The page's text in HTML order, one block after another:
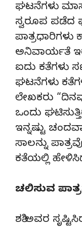
ಘಟನೆಗಳು
ಸ್ವರೂಪ ಪಡೆದ
ಪಾತ್ರಧಾರಿಗಳು
ಅನಿವಾರ್ಯತೆ
ಐದು ಕತೆಗಳು
ಘಟನೆಗಳು
ಲೇಖಕರು
ಒಂದು
ಇನ್ನಷ್ಟು
ಸಾಲನ್ನು
ಕತೆಯಲ್ಲಿ
ಚಲಿಸುವ
ಶಶಿ ಅವರ